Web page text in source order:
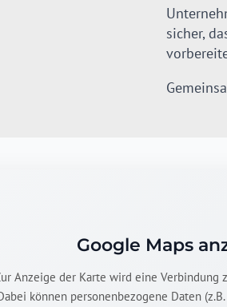
sicher,
Google Maps
Anzeige der Karte wird eine Verbindung
können personenbezogene Daten